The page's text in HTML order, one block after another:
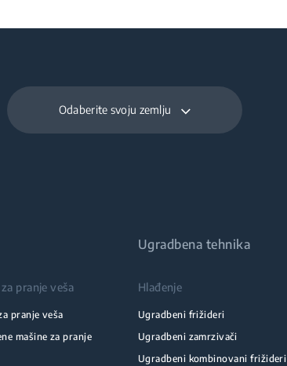
Odaberite svoju zemlju
pranje veša
pranje veša
mašine za pranje
Ugradbena tehnika
Hlađenje
Ugradbeni frižideri
Ugradbeni zamrzivači
Ugradbeni kombinovani frižideri